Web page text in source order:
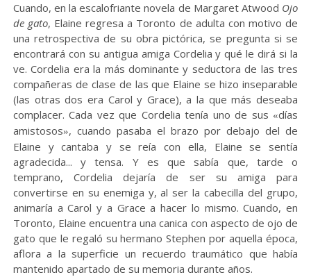
Cuando, en la escalofriante novela de Margaret Atwood Ojo
de gato, Elaine regresa a Toronto de adulta con motivo de
una retrospectiva de su obra pictórica, se pregunta si se
encontrará con su antigua amiga Cordelia y qué le dirá si la
ve. Cordelia era la más dominante y seductora de las tres
compañeras de clase de las que Elaine se hizo inseparable
(las otras dos era Carol y Grace), a la que más deseaba
complacer. Cada vez que Cordelia tenía uno de sus «días
amistosos», cuando pasaba el brazo por debajo del de
Elaine y cantaba y se reía con ella, Elaine se sentía
agradecida... y tensa. Y es que sabía que, tarde o
temprano, Cordelia dejaría de ser su amiga para
convertirse en su enemiga y, al ser la cabecilla del grupo,
animaría a Carol y a Grace a hacer lo mismo. Cuando, en
Toronto, Elaine encuentra una canica con aspecto de ojo de
gato que le regaló su hermano Stephen por aquella época,
aflora a la superficie un recuerdo traumático que había
mantenido apartado de su memoria durante años.